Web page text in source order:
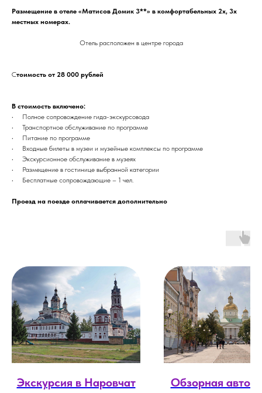
Размещение в отеле «Матисов Домик 3**» в комфортабельных 2х, 3х
местных номерах.
Отель расположен в центре города
Стоимость от 28 000 рублей
В стоимость включено:
• Полное сопровождение гида-экскурсовода
• Транспортное обслуживание по программе
• Питание по программе
• Входные билеты в музеи и музейные комплексы по программе
• Экскурсионное обслуживание в музеях
• Размещение в гостинице выбранной категории
• Бесплатные сопровождающие – 1 чел.
Проезд на поезде оплачивается дополнительно
Экскурсия в Наровчат
Обзорная